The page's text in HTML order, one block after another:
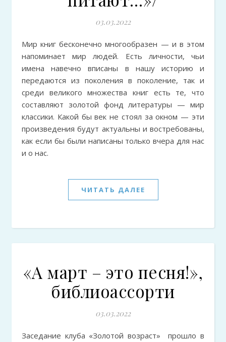
03.03.2022
Мир книг бесконечно многообразен — и в этом
напоминает мир людей. Есть личности, чьи
имена навечно вписаны в нашу историю и
передаются из поколения в поколение, так и
среди великого множества книг есть те, что
составляют золотой фонд литературы — мир
классики. Какой бы век не стоял за окном — эти
произведения будут актуальны и востребованы,
как если бы были написаны только вчера для нас
и о нас.
ЧИТАТЬ ДАЛЕЕ
«А март – это песня!»,
библиоассорти
03.03.2022
Заседание клуба «Золотой возраст» прошло в